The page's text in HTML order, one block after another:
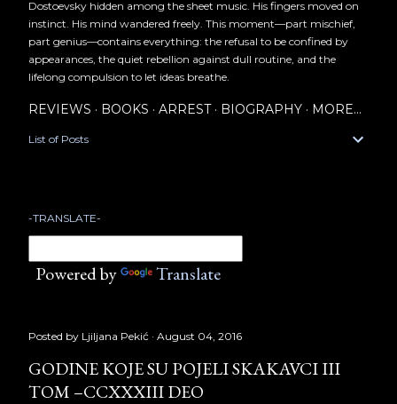
Dostoevsky hidden among the sheet music. His fingers moved on
instinct. His mind wandered freely. This moment—part mischief,
part genius—contains everything: the refusal to be confined by
appearances, the quiet rebellion against dull routine, and the
lifelong compulsion to let ideas breathe.
REVIEWS BOOKS ARREST BIOGRAPHY MORE…
List of Posts
-TRANSLATE-
Powered by Translate
Posted by Ljiljana Pekić August 04, 2016
GODINE KOJE SU POJELI SKAKAVCI III
TOM –CCXXXIII DEO